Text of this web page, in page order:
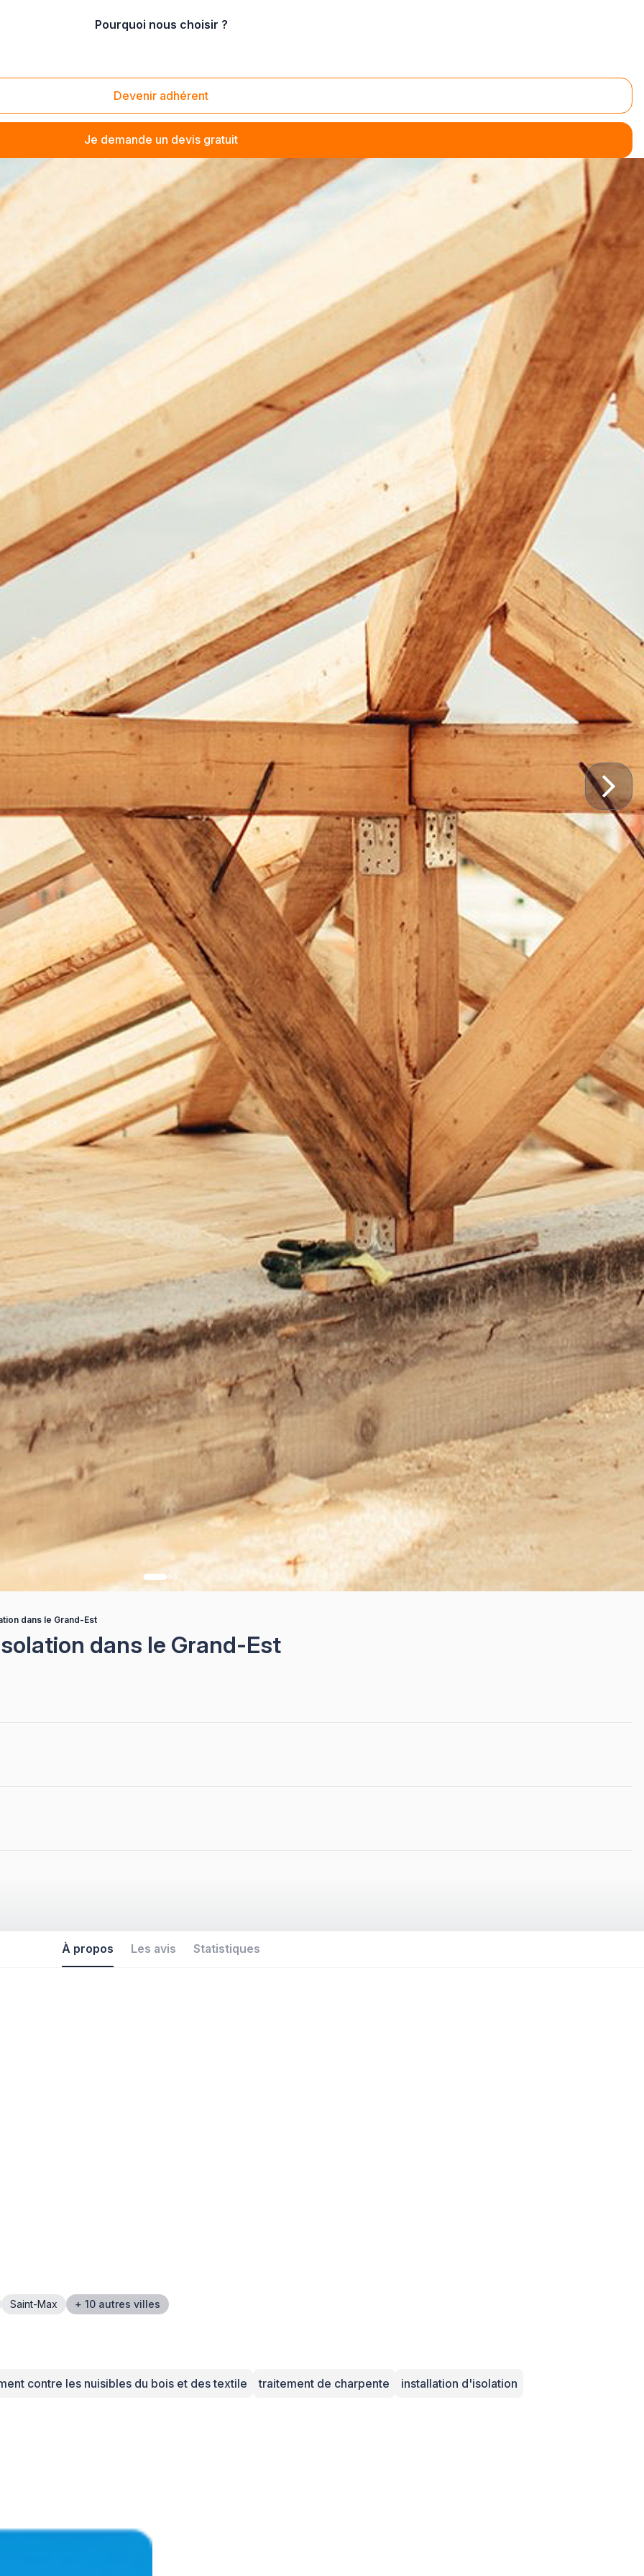
Pourquoi nous choisir ?
Devenir adhérent
Je demande un devis gratuit
dans le Grand-Est
dans le Grand-Est
À propos Les avis Statistiques
Saint-Max + 10 autres villes
contre les nuisibles du bois et des textile traitement de charpente installation d'isolation